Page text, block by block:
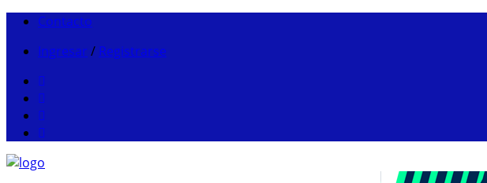
Contacto
Ingresar / Registrarse